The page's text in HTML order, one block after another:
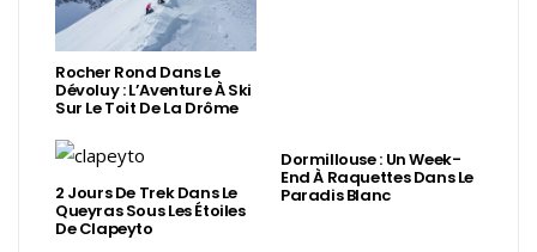
Rocher Rond Dans Le
Dévoluy : L’Aventure À Ski
Sur Le Toit De La Drôme
2 Jours De Trek Dans Le
Queyras Sous Les Étoiles
De Clapeyto
Dormillouse : Un Week-
End À Raquettes Dans Le
Paradis Blanc